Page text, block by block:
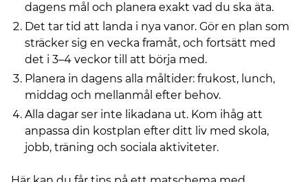
dagens mål och planera exakt vad du ska äta.
Det tar tid att landa i nya vanor. Gör en plan som
sträcker sig en vecka framåt, och fortsätt med
det i 3–4 veckor till att börja med.
Planera in dagens alla måltider: frukost, lunch,
middag och mellanmål efter behov.
Alla dagar ser inte likadana ut. Kom ihåg att
anpassa din kostplan efter ditt liv med skola,
jobb, träning och sociala aktiviteter.